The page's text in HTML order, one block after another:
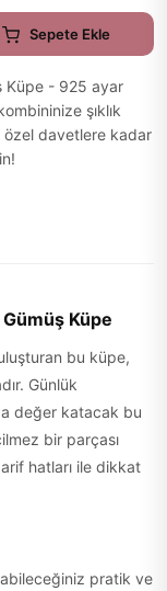
Sepete Ekle
Küpe - 925 ayar
şıklık
özel davetlere kadar
Gümüş Küpe
bu küpe,
Günlük
değer katacak bu
bir parçası
hatları ile dikkat
pratik ve